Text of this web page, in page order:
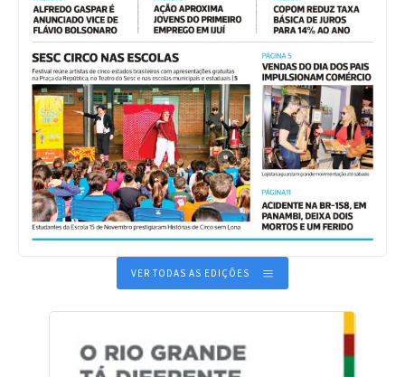
VER TODAS AS EDIÇÕES